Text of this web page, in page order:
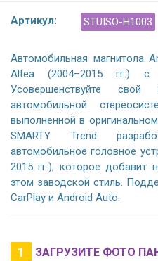
Артикул: STUISO-H1003
Автомобильная магнитола
Altea (2004–2015 гг.) с
Усовершенствуйте
автомобильной
выполненной в
SMARTY Trend
автомобильное головное
2015 гг.), которое добавит
этом заводской стиль.
CarPlay и Android Auto.
1 ЗАГРУЗИТЕ ФОТО